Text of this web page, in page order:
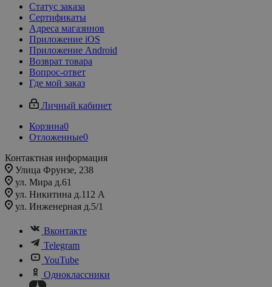
Статус заказа
Сертификаты
Адреса магазинов
Приложение iOS
Приложение Android
Возврат товара
Вопрос-ответ
Где мой заказ
Личный кабинет
Корзина0
Отложенные0
Контактная информация
Улица Фрунзе, 238​
ул. Мира д.61
ул. Никитина д.112 А
ул. Инженерная д.5/1
Вконтакте
Telegram
YouTube
Одноклассники